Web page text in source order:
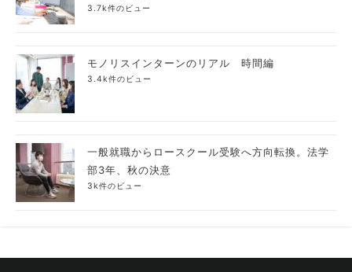
3.7k件のビュー
モノリスインターンのリアル 時間編
3.4k件のビュー
一般就職からロースクール受験へ方向転換。法学
部3年、秋の決意
3k件のビュー